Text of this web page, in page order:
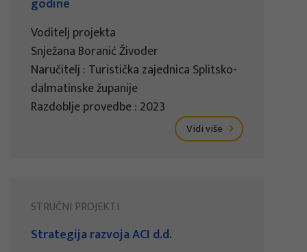
Voditelj projekta
Snježana Boranić Živoder
Naručitelj : Turistička zajednica Splitsko-
dalmatinske županije
Razdoblje provedbe : 2023
Vidi više
STRUČNI PROJEKTI
Strategija razvoja ACI d.d.